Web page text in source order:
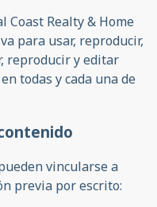
Coast Realty & Home
para usar, reproducir,
reproducir y editar
todas y cada una de
vincularse a
previa por escrito: